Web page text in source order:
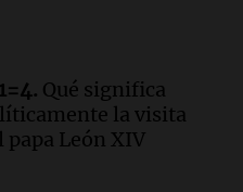
celebra la visita
y reflexiona
Qué significa
la visita
papa León XIV